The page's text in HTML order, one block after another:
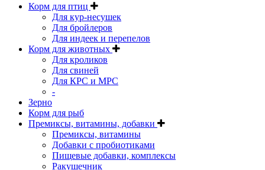
Корм для птиц
Для кур-несушек
Для бройлеров
Для индеек и перепелов
Корм для животных
Для кроликов
Для свиней
Для КРС и МРС
-
Зерно
Корм для рыб
Премиксы, витамины, добавки
Премиксы, витамины
Добавки с пробиотиками
Пищевые добавки, комплексы
Ракушечник